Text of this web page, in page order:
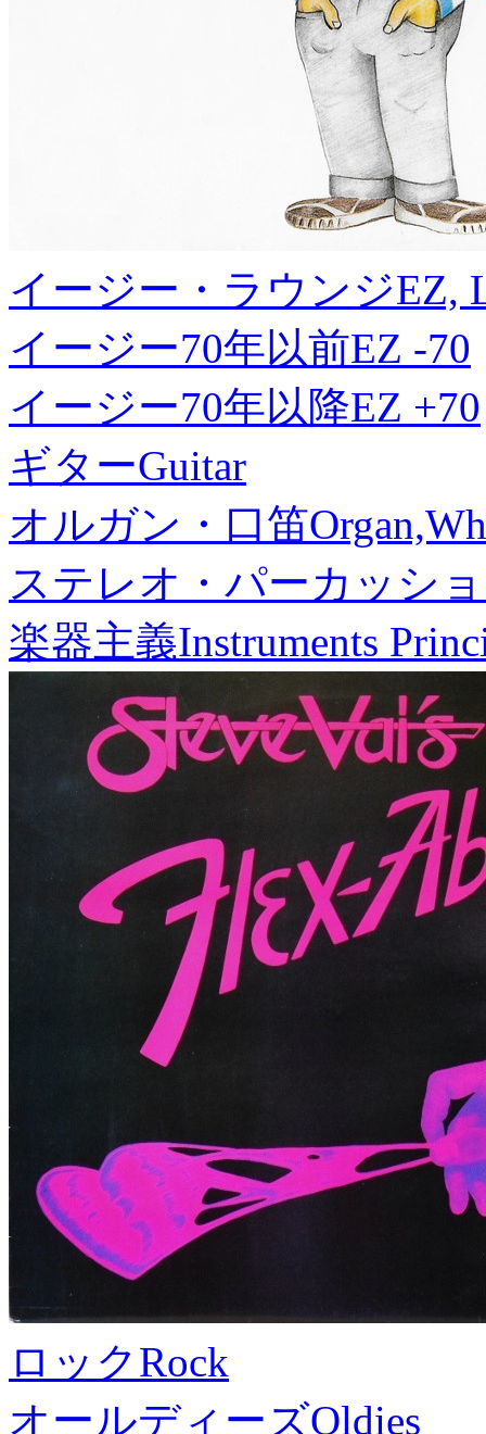
イージー・ラウンジEZ,
イージー70年以前EZ -70
イージー70年以降EZ +70
ギターGuitar
オルガン・口笛
ステレオ・パーカッシ
楽器主義Instruments
ロックRock
オールディーズOldies